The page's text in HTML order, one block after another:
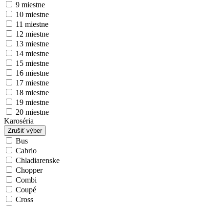
9 miestne
10 miestne
11 miestne
12 miestne
13 miestne
14 miestne
15 miestne
16 miestne
17 miestne
18 miestne
19 miestne
20 miestne
Karoséria
Zrušiť výber
Bus
Cabrio
Chladiarenske
Chopper
Combi
Coupé
Cross